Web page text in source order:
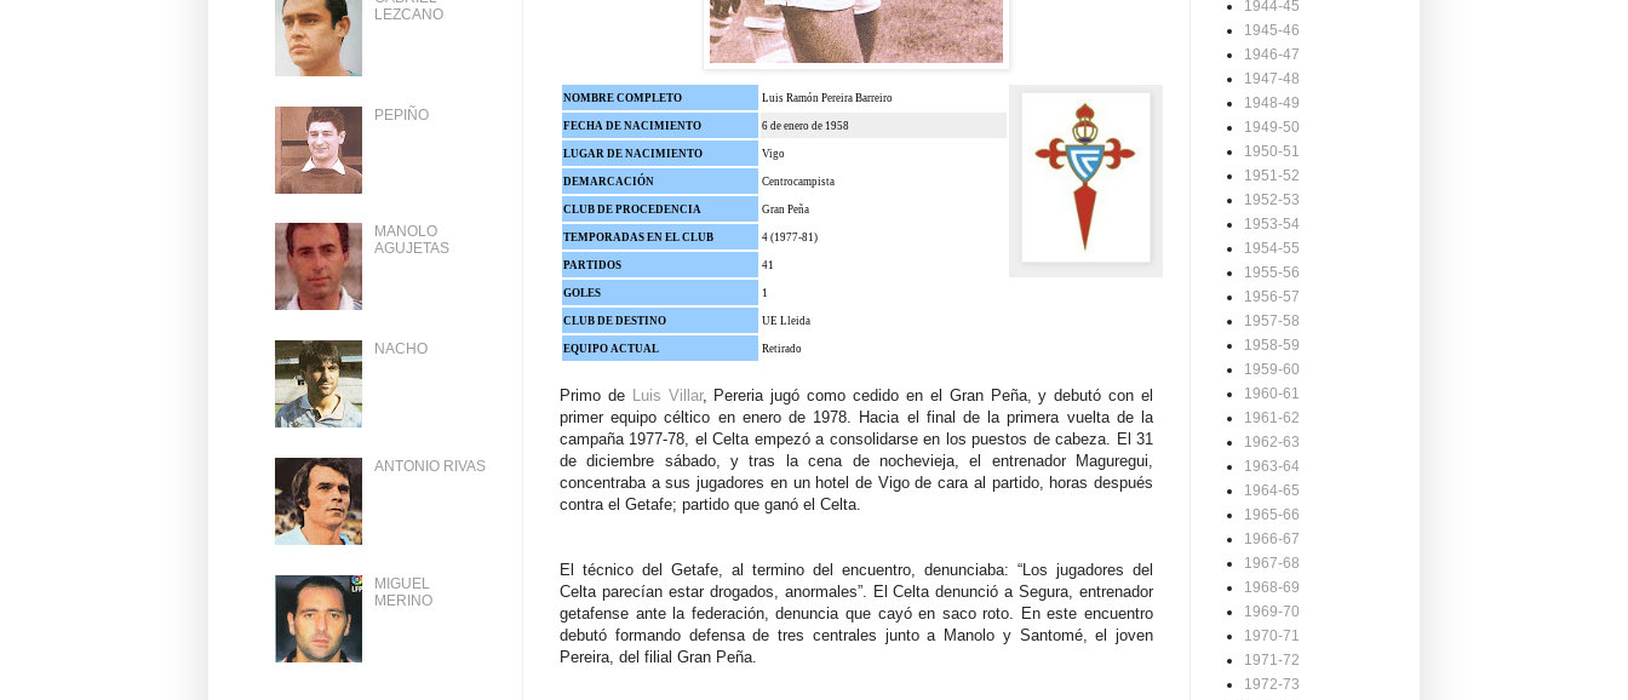
NOMBRE COMPLETO Luis Ramón Pereira Barreiro
FECHA DE NACIMIENTO 6 de enero de 1958
LUGAR DE NACIMIENTO Vigo
DEMARCACIÓN Centrocampista
CLUB DE PROCEDENCIA Gran Peña
TEMPORADAS EN EL CLUB 4 (1977-81)
PARTIDOS 41
GOLES 1
CLUB DE DESTINO UE Lleida
EQUIPO ACTUAL Retirado
Primo de Luis Villar, Pereria jugó como cedido en el Gran Peña, y debutó con el
primer equipo céltico en enero de 1978. Hacia el final de la primera vuelta de la
campaña 1977-78, el Celta empezó a consolidarse en los puestos de cabeza. El 31
de diciembre sábado, y tras la cena de nochevieja, el entrenador Maguregui,
concentraba a sus jugadores en un hotel de Vigo de cara al partido, horas después
contra el Getafe; partido que ganó el Celta.
El técnico del Getafe, al termino del encuentro, denunciaba: “Los jugadores del
Celta parecían estar drogados, anormales”. El Celta denunció a Segura, entrenador
getafense ante la federación, denuncia que cayó en saco roto. En este encuentro
debutó formando defensa de tres centrales junto a Manolo y Santomé, el joven
Pereira, del filial Gran Peña.
LEZCANO
PEPIÑO
MANOLO
AGUJETAS
NACHO
ANTONIO RIVAS
MIGUEL
MERINO
1944-45
1945-46
1946-47
1947-48
1948-49
1949-50
1950-51
1951-52
1952-53
1953-54
1954-55
1955-56
1956-57
1957-58
1958-59
1959-60
1960-61
1961-62
1962-63
1963-64
1964-65
1965-66
1966-67
1967-68
1968-69
1969-70
1970-71
1971-72
1972-73